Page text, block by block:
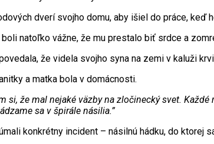
dverí svojho domu, aby išiel do práce, keď
natoľko vážne, že mu prestalo biť srdce a
že videla svojho syna na zemi v kaluži
a matka bola v domácnosti.
si, že mal nejaké väzby na zločinecký svet.
sa v špirále násilia.”
konkrétny incident – násilnú hádku, do ktorej